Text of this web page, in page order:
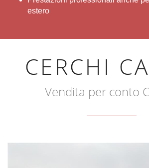
estero
CERCHI
Vendita per conto